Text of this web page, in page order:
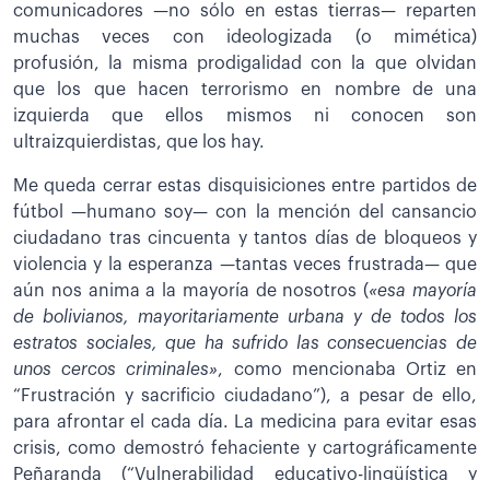
comunicadores —no sólo en estas tierras— reparten
muchas veces con ideologizada (o mimética)
profusión, la misma prodigalidad con la que olvidan
que los que hacen terrorismo en nombre de una
izquierda que ellos mismos ni conocen son
ultraizquierdistas, que los hay.
Me queda cerrar estas disquisiciones entre partidos de
fútbol —humano soy— con la mención del cansancio
ciudadano tras cincuenta y tantos días de bloqueos y
violencia y la esperanza —tantas veces frustrada— que
aún nos anima a la mayoría de nosotros («esa mayoría
de bolivianos, mayoritariamente urbana y de todos los
estratos sociales, que ha sufrido las consecuencias de
unos cercos criminales», como mencionaba Ortiz en
“Frustración y sacrificio ciudadano”), a pesar de ello,
para afrontar el cada día. La medicina para evitar esas
crisis, como demostró fehaciente y cartográficamente
Peñaranda (“Vulnerabilidad educativo-lingüística y